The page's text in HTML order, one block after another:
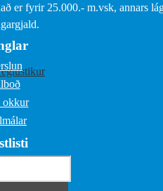
er fyrir 25.000.- m.vsk, annars
okkur